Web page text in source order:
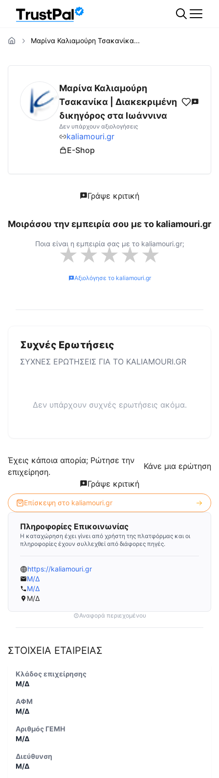
Μαρίνα Καλιαμούρη Τσακανίκα...
kaliamouri.grΑξιολογήσεις | Δες
Μαρίνα Καλιαμούρη
Τσακανίκα | Διακεκριμένη
δικηγόρος στα Ιωάννινα
Δεν υπάρχουν αξιολογήσεις
kaliamouri.gr
E-Shop
Γράψε κριτική
Μοιράσου την εμπειρία σου με το kaliamouri.gr
Ποια είναι η εμπειρία σας με το kaliamouri.gr;
★★★★★
Αξιολόγησε το kaliamouri.gr
Συχνές Ερωτήσεις
ΣΥΧΝΕΣ ΕΡΩΤΗΣΕΙΣ ΓΙΑ ΤΟ KALIAMOURI.GR
Δεν υπάρχουν συχνές ερωτήσεις ακόμα.
Έχεις κάποια απορία; Ρώτησε την
επιχείρηση.
Κάνε μια ερώτηση
Γράψε κριτική
Επίσκεψη στο kaliamouri.gr
Πληροφορίες Επικοινωνίας
Η καταχώρηση έχει γίνει από χρήστη της πλατφόρμας και οι
πληροφορίες έχουν συλλεχθεί από διάφορες πηγές.
https://kaliamouri.gr
Μ/Δ
Μ/Δ
Μ/Δ
Αναφορά περιεχομένου
ΣΤΟΙΧΕΙΑ ΕΤΑΙΡΕΙΑΣ
Κλάδος επιχείρησης
Μ/Δ
ΑΦΜ
Μ/Δ
Αριθμός ΓΕΜΗ
Μ/Δ
Διεύθυνση
Μ/Δ